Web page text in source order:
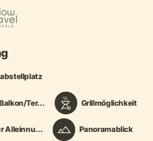
Ter... Grillmöglichkeit
Alleinnu... Panoramablick